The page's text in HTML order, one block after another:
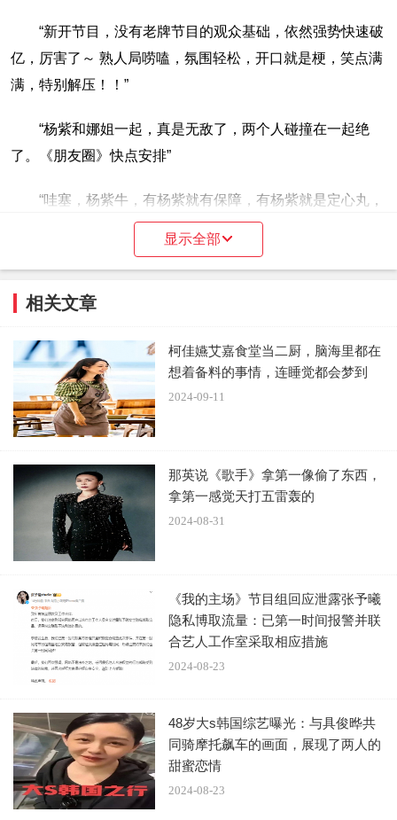
“新开节目，没有老牌节目的观众基础，依然强势快速破
亿，厉害了～ 熟人局唠嗑，氛围轻松，开口就是梗，笑点满
满，特别解压！！”
“杨紫和娜姐一起，真是无敌了，两个人碰撞在一起绝
了。《朋友圈》快点安排”
“哇塞，杨紫牛，有杨紫就有保障，有杨紫就是定心丸，
有杨紫就是会爆，杨紫太优秀了，我们的美好生活”
“家人们破亿啦！！！这才是慢综该有的松弛感和自然
感，让我们感受到了一种惬意和宁静。”
“有趣又有梗的综艺紫谁不喜欢呢！熟人局就是放的开？
没有一秒是尬的没有一个包袱是掉地的！她们都好有趣好会
聊！”屏幕前的我就剩下哈哈哈哈哈了！还有还有慢综艺就很
放松惬意！振兴乡村建设非常有意义！
“娜姐不亏是主持人，活跃气氛第一名~”
显示全部
相关文章
柯佳嬿艾嘉食堂当二厨，脑海里都在
想着备料的事情，连睡觉都会梦到
2024-09-11
那英说《歌手》拿第一像偷了东西，
拿第一感觉天打五雷轰的
2024-08-31
《我的主场》节目组回应泄露张予曦
隐私博取流量：已第一时间报警并联
合艺人工作室采取相应措施
2024-08-23
48岁大s韩国综艺曝光：与具俊晔共
同骑摩托飙车的画面，展现了两人的
甜蜜恋情
2024-08-23